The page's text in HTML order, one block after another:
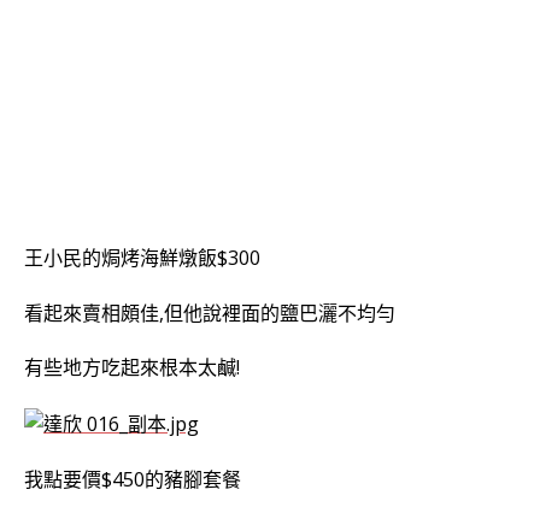
王小民的焗烤海鮮燉飯$300
看起來賣相頗佳,但他說裡面的鹽巴灑不均勻
有些地方吃起來根本太鹹!
我點要價$450的豬腳套餐